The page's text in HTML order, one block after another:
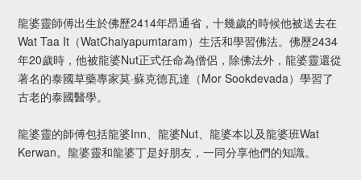
龍婆靈師傅出生於佛歷2414年昂通省，十幾歲的時候他被送去在
Wat Taa It（WatChaiyapumtaram）生活和學習佛法。佛歷2434
年20歲時，他被龍婆Nut正式任命為僧侶，除佛法外，龍婆靈還從
著名的泰國草藥專家莫·蘇克德瓦達（Mor Sookdevada）學習了
古老的泰國醫學。
龍婆靈的師傅包括龍婆Inn、龍婆Nut、龍婆本以及龍婆班Wat
Kerwan。龍婆靈和龍婆丁是好朋友，一同分享他們的知識。